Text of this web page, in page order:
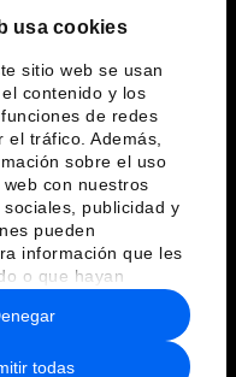
usa cookies
sitio web se usan
contenido y los
de redes
tráfico. Además,
sobre el uso
con nuestros
publicidad y
pueden
información que les
o que hayan
uso que haya
todas
de uso